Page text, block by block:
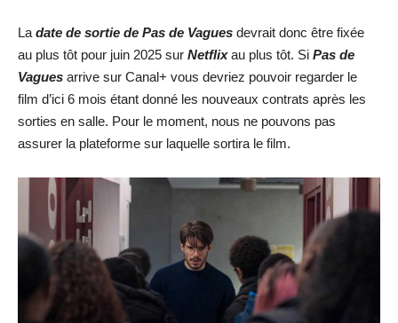
La date de sortie de Pas de Vagues devrait donc être fixée
au plus tôt pour juin 2025 sur Netflixau plus tôt. Si Pas de
Vagues arrive sur Canal+ vous devriez pouvoir regarder le
film d’ici 6 mois étant donné les nouveaux contrats après les
sorties en salle. Pour le moment, nous ne pouvons pas
assurer la plateforme sur laquelle sortira le film.